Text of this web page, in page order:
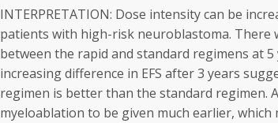
INTERPRETATION: Dose intensity can be
patients with high-risk neuroblastoma. There
between the rapid and standard regimens at 5
increasing difference in EFS after 3 years
regimen is better than the standard regimen.
myeloablation to be given much earlier,